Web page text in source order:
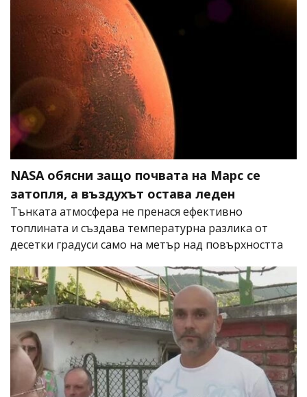
NASA обясни защо почвата на Марс се
затопля, а въздухът остава леден
Тънката атмосфера не пренася ефективно
топлината и създава температурна разлика от
десетки градуси само на метър над повърхността